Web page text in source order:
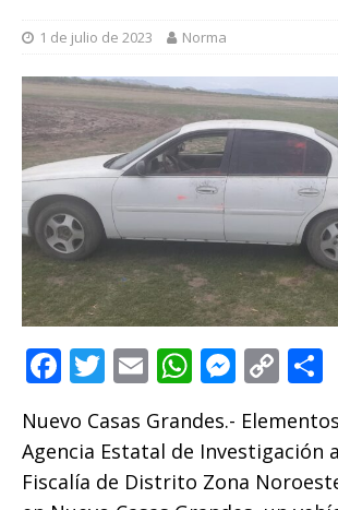
1 de julio de 2023 Norma
F
c
e
T
it
te
E
ai
l
W
h
at
s
M
e
ss
e
C
p
y
Nuevo Casas Grandes.-
Agencia Estatal de Investigación
Fiscalía de Distrito Zona